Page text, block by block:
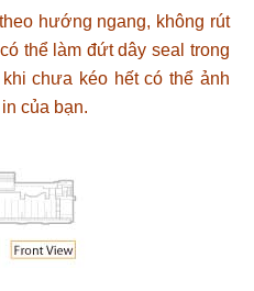
hướng ngang, không rút
thể làm đứt dây seal trong
chưa kéo hết có thể ảnh
của bạn.